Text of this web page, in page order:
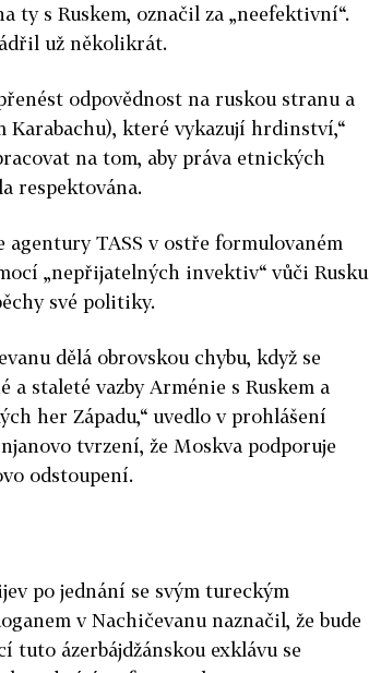
ty s Ruskem, označil za „neefektivní“.
už několikrát.
odpovědnost na ruskou stranu a
které vykazují hrdinství,“
na tom, aby práva etnických
respektována.
TASS v ostře formulovaném
„nepřijatelných invektiv“ vůči Rusku
své politiky.
dělá obrovskou chybu, když se
staleté vazby Arménie s Ruskem a
her Západu,“ uvedlo v prohlášení
tvrzení, že Moskva podporuje
odstoupení.
po jednání se svým tureckým
v Nachičevanu naznačil, že bude
tuto ázerbájdžánskou exklávu se